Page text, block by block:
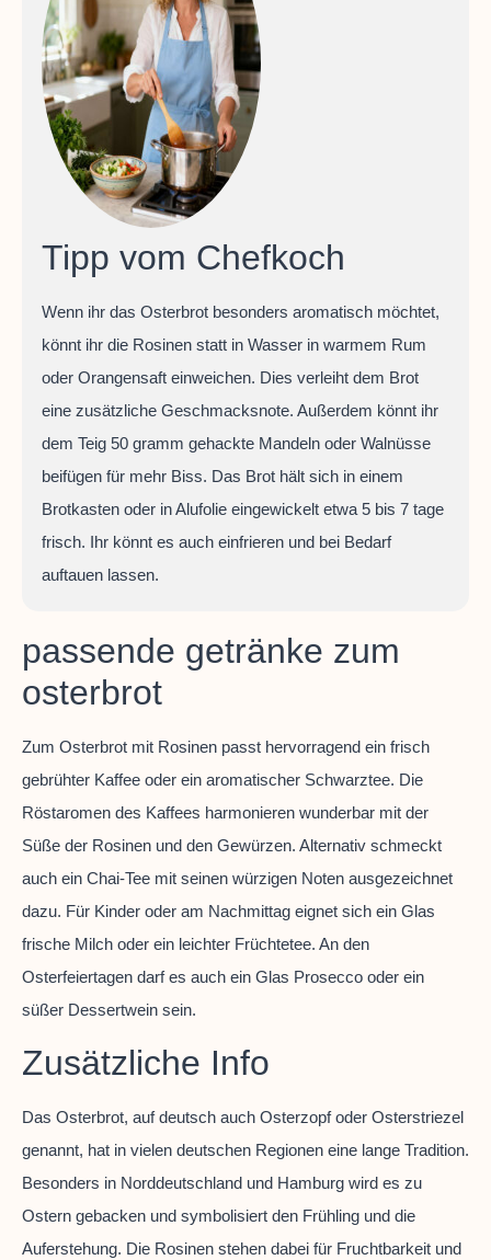
Tipp vom Chefkoch
Wenn ihr das Osterbrot besonders aromatisch möchtet,
könnt ihr die Rosinen statt in Wasser in warmem Rum
oder Orangensaft einweichen. Dies verleiht dem Brot
eine zusätzliche Geschmacksnote. Außerdem könnt ihr
dem Teig 50 gramm gehackte Mandeln oder Walnüsse
beifügen für mehr Biss. Das Brot hält sich in einem
Brotkasten oder in Alufolie eingewickelt etwa 5 bis 7 tage
frisch. Ihr könnt es auch einfrieren und bei Bedarf
auftauen lassen.
passende getränke zum
osterbrot
Zum Osterbrot mit Rosinen passt hervorragend ein frisch
gebrühter Kaffee oder ein aromatischer Schwarztee. Die
Röstaromen des Kaffees harmonieren wunderbar mit der
Süße der Rosinen und den Gewürzen. Alternativ schmeckt
auch ein Chai-Tee mit seinen würzigen Noten ausgezeichnet
dazu. Für Kinder oder am Nachmittag eignet sich ein Glas
frische Milch oder ein leichter Früchtetee. An den
Osterfeiertagen darf es auch ein Glas Prosecco oder ein
süßer Dessertwein sein.
Zusätzliche Info
Das Osterbrot, auf deutsch auch Osterzopf oder Osterstriezel
genannt, hat in vielen deutschen Regionen eine lange Tradition.
Besonders in Norddeutschland und Hamburg wird es zu
Ostern gebacken und symbolisiert den Frühling und die
Auferstehung. Die Rosinen stehen dabei für Fruchtbarkeit und